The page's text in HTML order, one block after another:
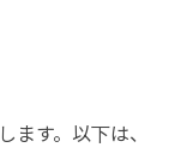
ます。以下は、